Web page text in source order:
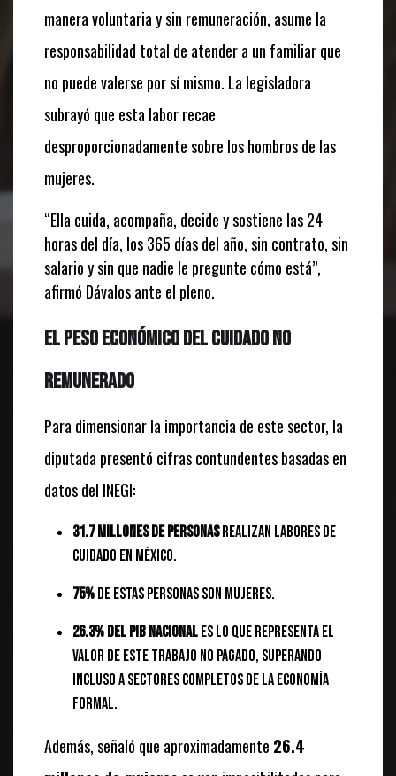
manera voluntaria y sin remuneración, asume la
responsabilidad total de atender a un familiar que
no puede valerse por sí mismo. La legisladora
subrayó que esta labor recae
desproporcionadamente sobre los hombros de las
mujeres.
“Ella cuida, acompaña, decide y sostiene las 24
horas del día, los 365 días del año, sin contrato, sin
salario y sin que nadie le pregunte cómo está”,
afirmó Dávalos ante el pleno.
El peso económico del cuidado no
remunerado
Para dimensionar la importancia de este sector, la
diputada presentó cifras contundentes basadas en
datos del INEGI:
31.7 millones de personasrealizan labores de
cuidado en México.
75%de estas personas son mujeres.
26.3% del PIB nacionales lo que representa el
valor de este trabajo no pagado, superando
incluso a sectores completos de la economía
formal.
Además, señaló que aproximadamente 26.4